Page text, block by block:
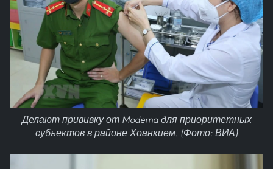
Делают прививку от Moderna для приоритетных
субъектов в районе Хоанкием. (Фото: ВИА)